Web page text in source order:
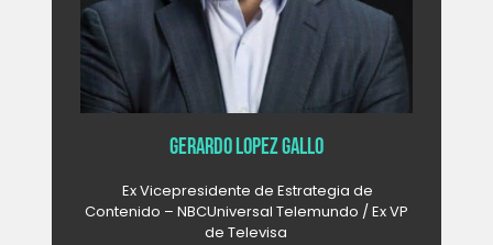
Gerardo Lopez Gallo
Ex Vicepresidente de Estrategia de
Contenido – NBCUniversal Telemundo / Ex VP
de Televisa